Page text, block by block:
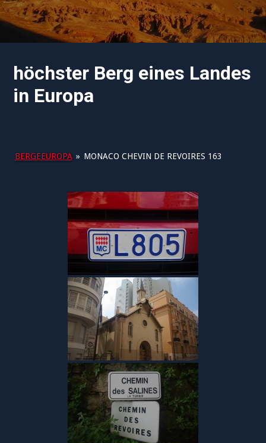
höchster Berg eines Landes
in Europa
BERGEEUROPA » MONACO CHEVIN DE REVOIRES 163